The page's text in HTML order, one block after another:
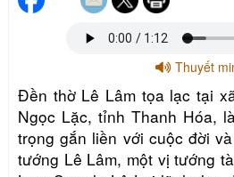
Thuyết
Đền thờ Lê Lâm tọa lạc tại
Ngọc Lặc, tỉnh Thanh Hóa,
trọng gắn liền với cuộc đời
tướng Lê Lâm, một vị tướng